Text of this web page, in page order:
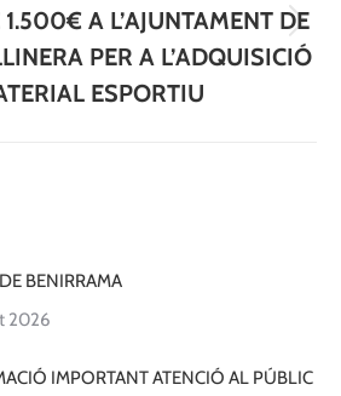
Next
post:
A L’AJUNTAMENT DE
PER A L’ADQUISICIÓ
ESPORTIU
BENIRRAMA
2026
IMPORTANT ATENCIÓ AL PÚBLIC